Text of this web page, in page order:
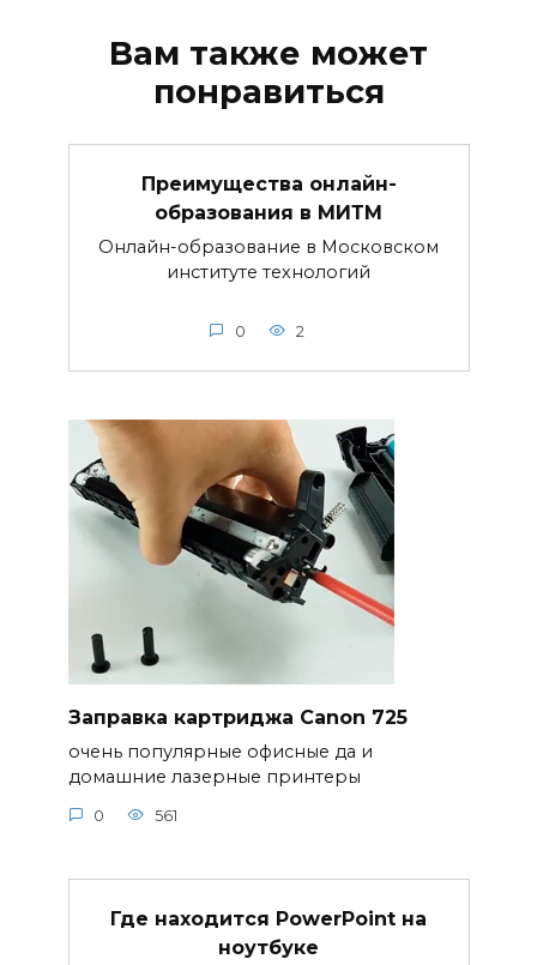
Вам также может
понравиться
Преимущества онлайн-
образования в МИТМ
Онлайн-образование в Московском
институте технологий
0 2
Заправка картриджа Canon 725
очень популярные офисные да и
домашние лазерные принтеры
0 561
Где находится PowerPoint на
ноутбуке